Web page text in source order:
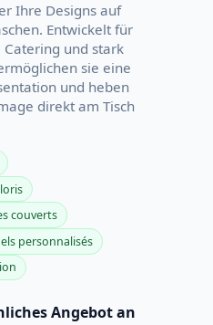
Ihre Designs auf
Entwickelt für
Catering und stark
sie eine
und heben
direkt am Tisch
couverts
personnalisés
Angebot an